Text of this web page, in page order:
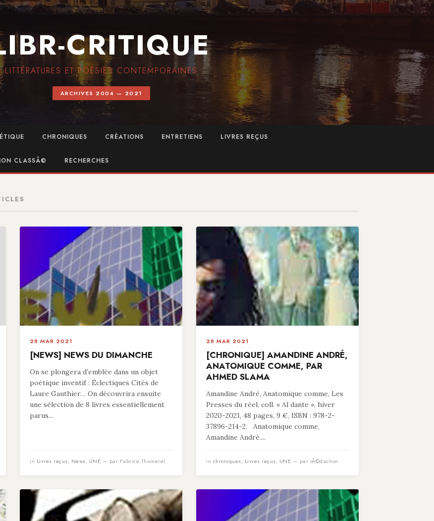
CRITIQUE
LITTÉRATURES ET POÉSIES CONTEMPORAINES
ARCHIVES 2004 — 2021
CHRONIQUES CRÉATIONS ENTRETIENS LIVRES REÇUS
CLASSÃ© RECHERCHES
28 MAR 2021
[NEWS] NEWS DU DIMANCHE
On se plongera d’emblée dans un objet
poétique inventif : Éclectiques Cités de
Laure Gauthier… On découvrira ensuite
une sélection de 8 livres essentiellement
parus...
in Livres reçus, News, UNE — par Fabrice Thumerel
28 MAR 2021
[CHRONIQUE] AMANDINE ANDRÉ,
ANATOMIQUE COMME, PAR
AHMED SLAMA
Amandine André, Anatomique comme, Les
Presses du réel, coll. « Al dante », hiver
2020-2021, 48 pages, 9 €, ISBN : 978-2-
37896-214-2. Anatomique comme,
Amandine André....
in chroniques, Livres reçus, UNE — par rÃ©daction